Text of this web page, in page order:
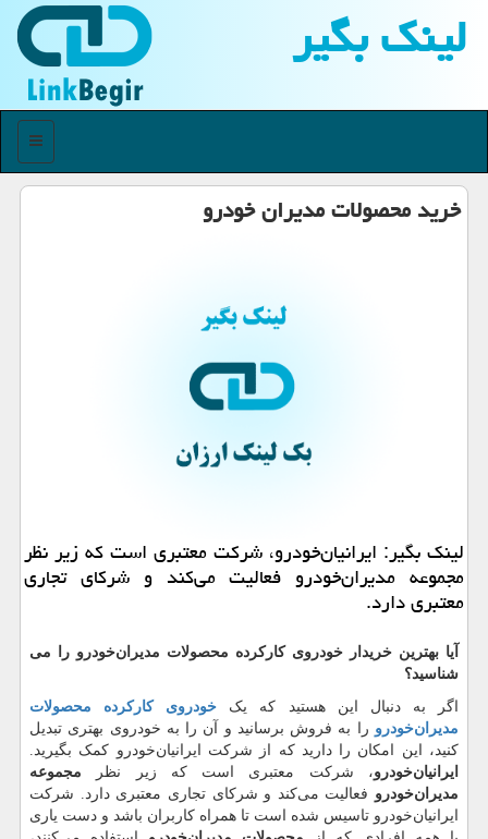
لینك بگیر
منو
خرید محصولات مدیران خودرو
لینك بگیر: ایرانیان‌خودرو، شركت معتبری است كه زیر نظر
مجموعه مدیران‌خودرو فعالیت می‌كند و شركای تجاری
معتبری دارد.
آیا بهترین خریدار خودروی کارکرده محصولات مدیران‌خودرو را می
شناسید؟
اگر به دنبال این هستید که یک خودروی کارکرده محصولات
مدیران‌خودرو را به فروش برسانید و آن را به خودروی بهتری تبدیل
کنید، این امکان را دارید که از شرکت ایرانیان‌خودرو کمک بگیرید.
ایرانیان‌خودرو، شرکت معتبری است که زیر نظر مجموعه
مدیران‌خودرو فعالیت می‌کند و شرکای تجاری معتبری دارد. شرکت
ایرانیان‌خودرو تاسیس شده است تا همراه کاربران باشد و دست یاری